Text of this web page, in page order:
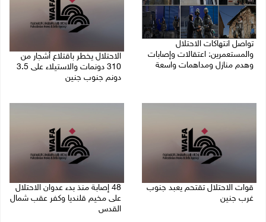
تواصل انتهاكات الاحتلال
والمستعمرين: اعتقالات وإصابات
وهدم منازل ومداهمات واسعة
الاحتلال يخطر باقتلاع أشجار من
310 دونمات والاستيلاء على 3.5
دونم جنوب جنين
قوات الاحتلال تقتحم يعبد جنوب
غرب جنين
48 إصابة منذ بدء عدوان الاحتلال
على مخيم قلنديا وكفر عقب شمال
القدس